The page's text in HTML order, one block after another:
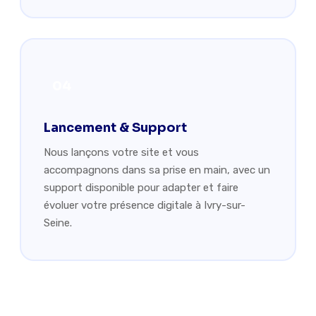
Lancement & Support
Nous lançons votre site et vous
accompagnons dans sa prise en main, avec un
support disponible pour adapter et faire
évoluer votre présence digitale à Ivry-sur-
Seine.